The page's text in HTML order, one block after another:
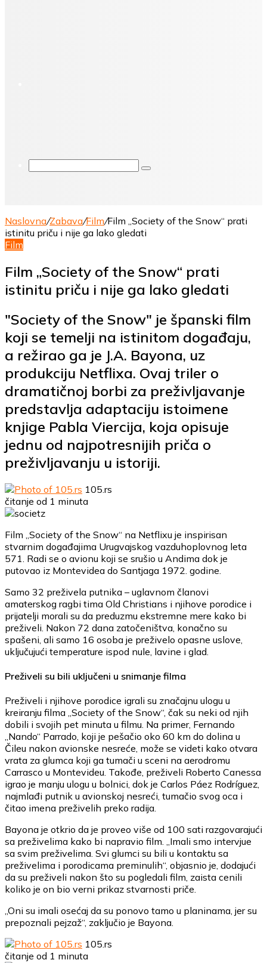
Pretraga
Naslovna/Zabava/Film/Film „Society of the Snow“ prati
istinitu priču i nije ga lako gledati
Film
Film „Society of the Snow“ prati
istinitu priču i nije ga lako gledati
"Society of the Snow" je španski film
koji se temelji na istinitom događaju,
a režirao ga je J.A. Bayona, uz
produkciju Netflixa. Ovaj triler o
dramatičnoj borbi za preživljavanje
predstavlja adaptaciju istoimene
knjige Pabla Viercija, koja opisuje
jednu od najpotresnijih priča o
preživljavanju u istoriji.
105.rs
čitanje od 1 minuta
Film „Society of the Snow“ na Netflixu je inspirisan
stvarnim događajima Urugvajskog vazduhoplovnog leta
571. Radi se o avionu koji se srušio u Andima dok je
putovao iz Montevidea do Santjaga 1972. godine.
Samo 32 preživela putnika – uglavnom članovi
amaterskog ragbi tima Old Christians i njihove porodice i
prijatelji morali su da preduzmu ekstremne mere kako bi
preživeli. Nakon 72 dana zatočeništva, konačno su
spašeni, ali samo 16 osoba je preživelo opasne uslove,
uključujući temperature ispod nule, lavine i glad.
Preživeli su bili uključeni u snimanje filma
Preživeli i njihove porodice igrali su značajnu ulogu u
kreiranju filma „Society of the Snow“, čak su neki od njih
dobili i svojih pet minuta u filmu. Na primer, Fernando
„Nando“ Parrado, koji je pešačio oko 60 km do dolina u
Čileu nakon avionske nesreće, može se videti kako otvara
vrata za glumca koji ga tumači u sceni na aerodromu
Carrasco u Montevideu. Takođe, preživeli Roberto Canessa
igrao je manju ulogu u bolnici, dok je Carlos Páez Rodríguez,
najmlađi putnik u avionskoj nesreći, tumačio svog oca i
čitao imena preživelih preko radija.
Bayona je otkrio da je proveo više od 100 sati razgovarajući
sa preživelima kako bi napravio film. „Imali smo intervjue
sa svim preživelima. Svi glumci su bili u kontaktu sa
preživelima i porodicama preminulih“, objasnio je, dodajući
da su preživeli nakon što su pogledali film, zaista cenili
koliko je on bio verni prikaz stvarnosti priče.
„Oni su imali osećaj da su ponovo tamo u planinama, jer su
prepoznali pejzaž“, zaključio je Bayona.
105.rs
čitanje od 1 minuta